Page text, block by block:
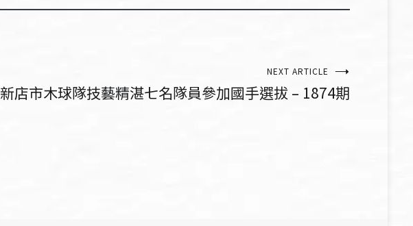
NEXT ARTICLE
新店市木球隊技藝精湛七名隊員參加國手選拔 – 1874期